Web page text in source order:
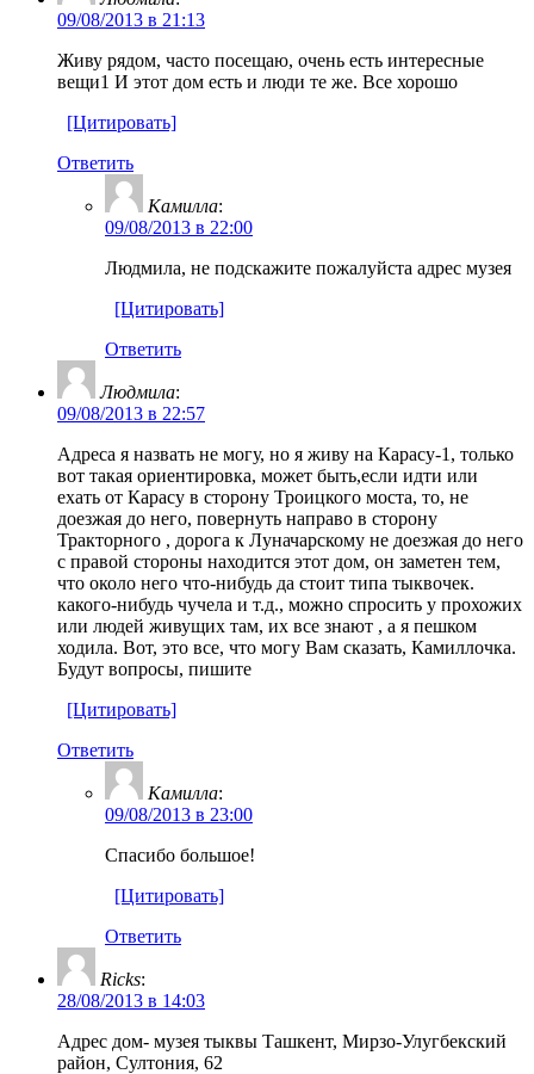
09/08/2013 в 21:13
Живу рядом, часто посещаю, очень есть интересные
вещи1 И этот дом есть и люди те же. Все хорошо
[Цитировать]
Ответить
Камилла:
09/08/2013 в 22:00
Людмила, не подскажите пожалуйста адрес музея
[Цитировать]
Ответить
Людмила:
09/08/2013 в 22:57
Адреса я назвать не могу, но я живу на Карасу-1, только
вот такая ориентировка, может быть,если идти или
ехать от Карасу в сторону Троицкого моста, то, не
доезжая до него, повернуть направо в сторону
Тракторного , дорога к Луначарскому не доезжая до него
с правой стороны находится этот дом, он заметен тем,
что около него что-нибудь да стоит типа тыквочек.
какого-нибудь чучела и т.д., можно спросить у прохожих
или людей живущих там, их все знают , а я пешком
ходила. Вот, это все, что могу Вам сказать, Камиллочка.
Будут вопросы, пишите
[Цитировать]
Ответить
Камилла:
09/08/2013 в 23:00
Спасибо большое!
[Цитировать]
Ответить
Ricks:
28/08/2013 в 14:03
Адрес дом- музея тыквы Ташкент, Мирзо-Улугбекский
район, Султония, 62